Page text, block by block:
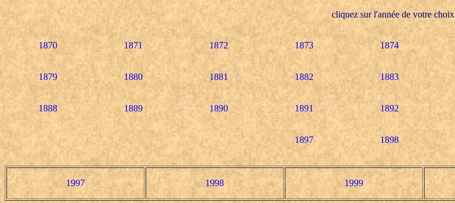
cliquez sur l'année de votre choix
1870 1871 1872 1873 1874
1879 1880 1881 1882 1883
1888 1889 1890 1891 1892
1897 1898
1997 1998 1999